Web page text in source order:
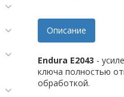
Описание
Endura E2043 -
ключа полностью
обработкой.